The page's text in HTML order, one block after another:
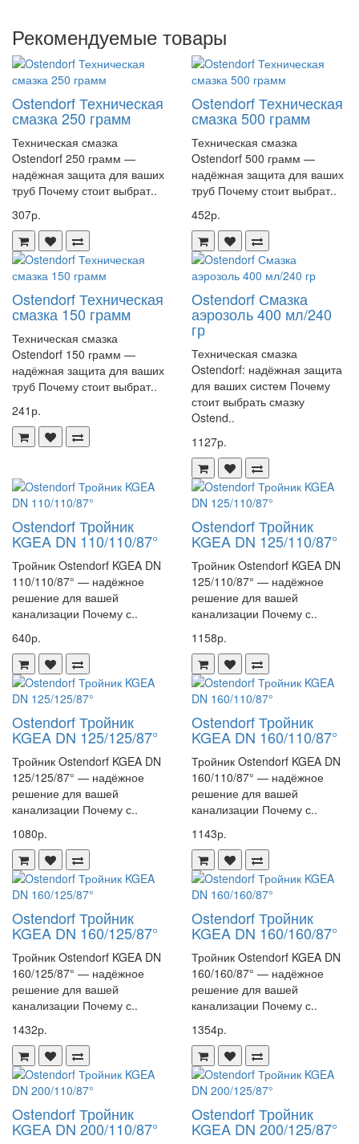
Применение
Особенности
Устойчивость к коррозии, механическим
повреждениям
Преимущества использования заглушки
Ostendorf KGM DN 125
Надёжность и долговечность: заглушка изготовлена из
прочного материала, который обеспечивает её долговечность
и надёжность в эксплуатации.
обеспечивает герметичность системы, предотвращая утечки.
Устойчивость к коррозии:
материал, из которого
изготовлена заглушка, устойчив к коррозии, что
обеспечивает её долговечность.
Простота установки:
заглушка легко устанавливается и
демонтируется, что упрощает процесс монтажа и
обслуживания системы.
Заключение
Заглушка Ostendorf KGM DN 125 — это надёжный и качественный
продукт, который обеспечит герметичность и защиту вашей
системы отопления или водоснабжения. Её преимущества включают
надёжность, герметичность, устойчивость к коррозии и простоту
установки. Выбрав заглушку Ostendorf KGM DN 125, вы получите
продукт высокого качества, который прослужит вам долгие годы.
Артикул 221620
Рекомендуемые товары
Ostendorf Техническая
смазка 250 грамм
Техническая смазка
Ostendorf 250 грамм —
надёжная защита для ваших
труб Почему стоит выбрат..
307р.
Ostendorf Техническая
смазка 500 грамм
Техническая смазка
Ostendorf 500 грамм —
надёжная защита для ваших
труб Почему стоит выбрат..
452р.
Ostendorf Техническая
смазка 150 грамм
Техническая смазка
Ostendorf 150 грамм —
надёжная защита для ваших
труб Почему стоит выбрат..
241р.
Ostendorf Смазка
аэрозоль 400 мл/240
гр
Техническая смазка
Ostendorf: надёжная защита
для ваших систем Почему
стоит выбрать смазку
Ostend..
1127р.
Ostendorf Тройник
KGEA DN 110/110/87°
Тройник Ostendorf KGEA DN
110/110/87° — надёжное
решение для вашей
канализации Почему с..
640р.
Ostendorf Тройник
KGEA DN 125/110/87°
Тройник Ostendorf KGEA DN
125/110/87° — надёжное
решение для вашей
канализации Почему с..
1158р.
Ostendorf Тройник
KGEA DN 125/125/87°
Тройник Ostendorf KGEA DN
125/125/87° — надёжное
решение для вашей
канализации Почему с..
1080р.
Ostendorf Тройник
KGEA DN 160/110/87°
Тройник Ostendorf KGEA DN
160/110/87° — надёжное
решение для вашей
канализации Почему с..
1143р.
Ostendorf Тройник
KGEA DN 160/125/87°
Тройник Ostendorf KGEA DN
160/125/87° — надёжное
решение для вашей
канализации Почему с..
1432р.
Ostendorf Тройник
KGEA DN 160/160/87°
Тройник Ostendorf KGEA DN
160/160/87° — надёжное
решение для вашей
канализации Почему с..
1354р.
Ostendorf Тройник
KGEA DN 200/110/87°
Ostendorf Тройник
KGEA DN 200/125/87°